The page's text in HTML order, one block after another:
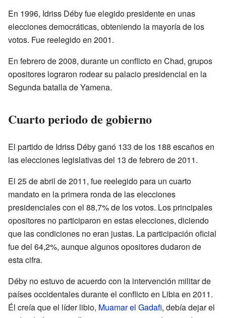
En 1996, Idriss Déby fue elegido presidente en unas
elecciones democráticas, obteniendo la mayoría de los
votos. Fue reelegido en 2001.
En febrero de 2008, durante un conflicto en Chad, grupos
opositores lograron rodear su palacio presidencial en la
Segunda batalla de Yamena.
Cuarto periodo de gobierno
El partido de Idriss Déby ganó 133 de los 188 escaños en
las elecciones legislativas del 13 de febrero de 2011.
El 25 de abril de 2011, fue reelegido para un cuarto
mandato en la primera ronda de las elecciones
presidenciales con el 88,7% de los votos. Los principales
opositores no participaron en estas elecciones, diciendo
que las condiciones no eran justas. La participación oficial
fue del 64,2%, aunque algunos opositores dudaron de
esta cifra.
Déby no estuvo de acuerdo con la intervención militar de
países occidentales durante el conflicto en Libia en 2011.
Él creía que el líder libio, Muamar el Gadafi, debía dejar el